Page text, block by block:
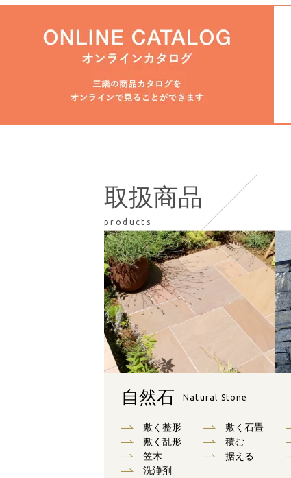
取扱商品
products
自然石 Natural Stone
敷く整形 敷く石畳
敷く乱形
積む
笠木
据える
洗浄剤